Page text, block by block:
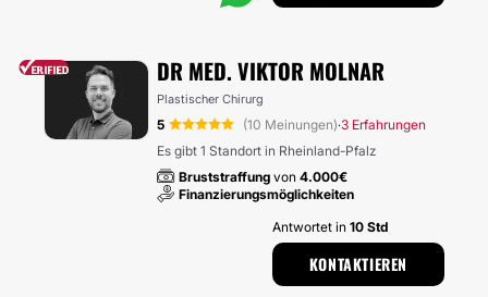
DR MED. VIKTOR MOLNAR
Plastischer Chirurg
5 (10 Meinungen)·3 Erfahrungen
Es gibt 1 Standort in Rheinland-Pfalz
Bruststraffung von 4.000€
Finanzierungsmöglichkeiten
Antwortet in 10 Std
KONTAKTIEREN